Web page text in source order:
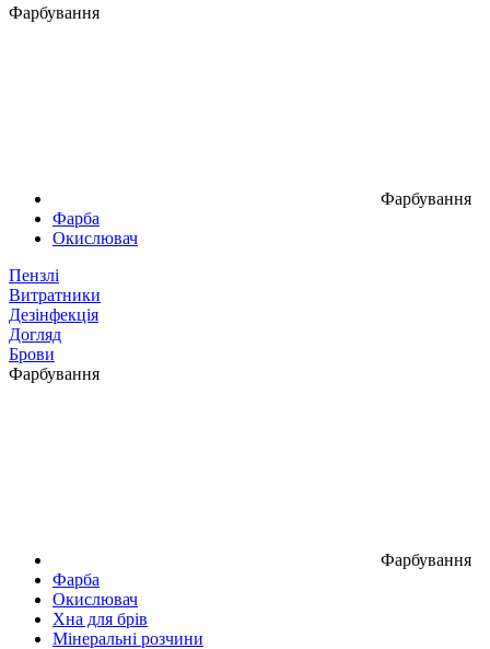
Фарбування
Фарбування
Фарба
Окислювач
Пензлі
Витратники
Дезінфекція
Догляд
Брови
Фарбування
Фарбування
Фарба
Окислювач
Хна для брів
Мінеральні розчини